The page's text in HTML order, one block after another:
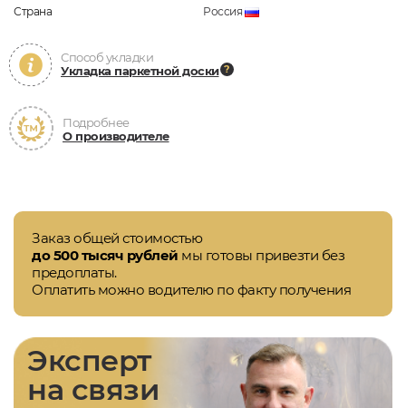
Страна Россия
Способ укладки
Укладка паркетной доски
Подробнее
О производителе
Заказ общей стоимостью
до 500 тысяч рублей мы готовы привезти без
предоплаты.
Оплатить можно водителю по факту получения
Эксперт
на связи